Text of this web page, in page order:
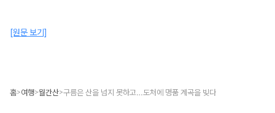
[원문 보기]
홈>여행>월간산>구름은 산을 넘지 못하고…도처에 명품 계곡을 빚다